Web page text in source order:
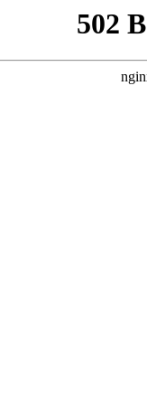
502